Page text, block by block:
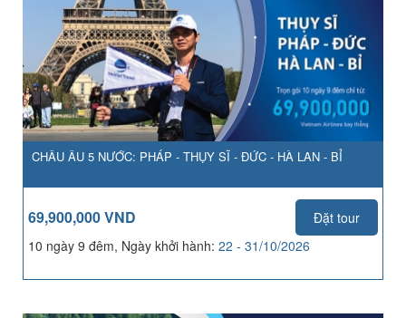
CHÂU ÂU 5 NƯỚC: PHÁP - THỤY SĨ - ĐỨC - HÀ LAN - BỈ
69,900,000 VND
Đặt tour
10 ngày 9 đêm, Ngày khởi hành: 22 - 31/10/2026